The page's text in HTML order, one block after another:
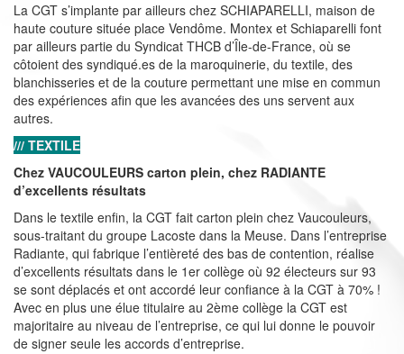
La CGT s’implante par ailleurs chez SCHIAPARELLI, maison de
haute couture située place Vendôme. Montex et Schiaparelli font
par ailleurs partie du Syndicat THCB d’Île-de-France, où se
côtoient des syndiqué.es de la maroquinerie, du textile, des
blanchisseries et de la couture permettant une mise en commun
des expériences afin que les avancées des uns servent aux
autres.
/// TEXTILE
Chez VAUCOULEURS carton plein, chez RADIANTE
d’excellents résultats
Dans le textile enfin, la CGT fait carton plein chez Vaucouleurs,
sous-traitant du groupe Lacoste dans la Meuse. Dans l’entreprise
Radiante, qui fabrique l’entièreté des bas de contention, réalise
d’excellents résultats dans le 1er collège où 92 électeurs sur 93
se sont déplacés et ont accordé leur confiance à la CGT à 70% !
Avec en plus une élue titulaire au 2ème collège la CGT est
majoritaire au niveau de l’entreprise, ce qui lui donne le pouvoir
de signer seule les accords d’entreprise.